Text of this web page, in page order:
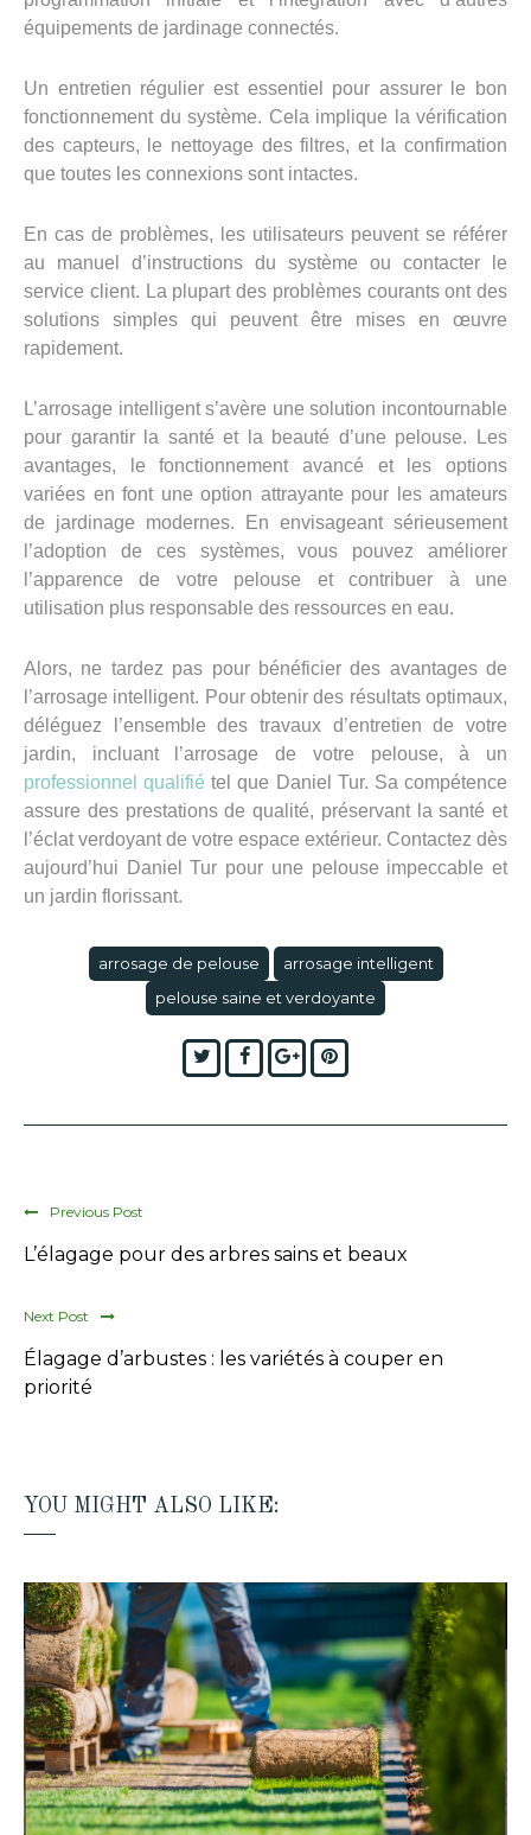
équipements de jardinage connectés.
Un entretien régulier est essentiel pour assurer le bon
fonctionnement du système. Cela implique la vérification
des capteurs, le nettoyage des filtres, et la confirmation
que toutes les connexions sont intactes.
En cas de problèmes, les utilisateurs peuvent se référer
au manuel d’instructions du système ou contacter le
service client. La plupart des problèmes courants ont des
solutions simples qui peuvent être mises en œuvre
rapidement.
L’arrosage intelligent s’avère une solution incontournable
pour garantir la santé et la beauté d’une pelouse. Les
avantages, le fonctionnement avancé et les options
variées en font une option attrayante pour les amateurs
de jardinage modernes. En envisageant sérieusement
l’adoption de ces systèmes, vous pouvez améliorer
l’apparence de votre pelouse et contribuer à une
utilisation plus responsable des ressources en eau.
Alors, ne tardez pas pour bénéficier des avantages de
l’arrosage intelligent. Pour obtenir des résultats optimaux,
déléguez l’ensemble des travaux d’entretien de votre
jardin, incluant l’arrosage de votre pelouse, à un
professionnel qualifié tel que Daniel Tur. Sa compétence
assure des prestations de qualité, préservant la santé et
l’éclat verdoyant de votre espace extérieur. Contactez dès
aujourd’hui Daniel Tur pour une pelouse impeccable et
un jardin florissant.
arrosage de pelouse
arrosage intelligent
pelouse saine et verdoyante
TwitterFacebook
Google+Pinterest
Previous Post
L’élagage pour des arbres sains et beaux
Next Post
Élagage d’arbustes : les variétés à couper en
priorité
YOU MIGHT ALSO LIKE: